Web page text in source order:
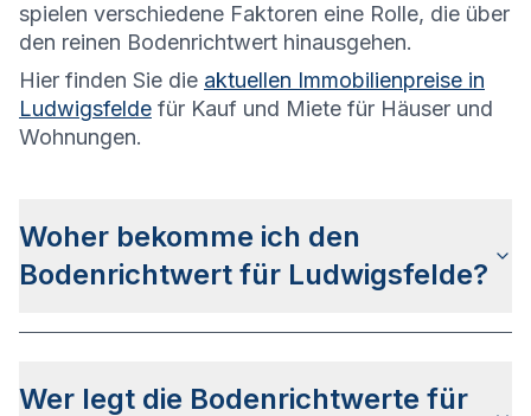
spielen verschiedene Faktoren eine Rolle, die über
den reinen Bodenrichtwert hinausgehen.
Hier finden Sie die aktuellen Immobilienpreise in
Ludwigsfelde für Kauf und Miete für Häuser und
Wohnungen.
Woher bekomme ich den
Bodenrichtwert für Ludwigsfelde?
und Stadtteilseiten. Alternativ können Sie bei
Wer legt die Bodenrichtwerte für